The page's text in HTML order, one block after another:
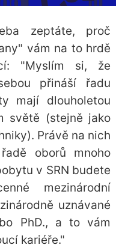
zeptáte, proč
vám na to hrdě
"Myslím si, že
přináší řadu
mají dlouholetou
světě (stejně jako
Právě na nich
oborů mnoho
v SRN budete
mezinárodní
uznávané
PhD., a to vám
kariéře."